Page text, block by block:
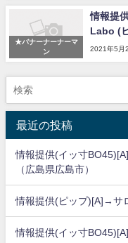
★バナーナーナーマ
ン
情報提
Labo (
2021年5月
最近の投稿
情報提供(イッ寸
（広島県広島市）
情報提供(ピップ)[A]→サ
情報提供(イッ寸